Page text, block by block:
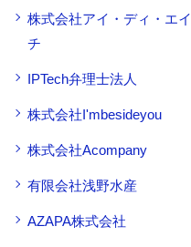
株式会社アイ・ディ・エイ
チ
IPTech弁理士法人
株式会社I'mbesideyou
株式会社Acompany
有限会社浅野水産
AZAPA株式会社